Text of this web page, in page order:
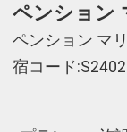
ペンション
ペンション マ
宿コード